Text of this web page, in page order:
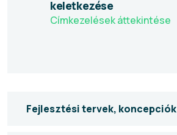
keletkezése
Címkezelések áttekintése
Fejlesztési tervek, koncepciók